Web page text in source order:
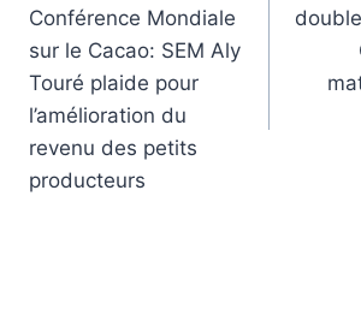
l’article
Conférence Mondiale
sur le Cacao: SEM Aly
Touré plaide pour
l’amélioration du
revenu des petits
producteurs